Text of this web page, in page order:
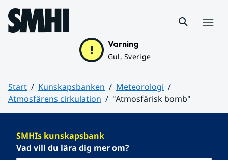
Hoppa till sidans innehåll
Varning
Gul, Sverige
Start Kunskapsbanken
Meteorologi
Atmosfärens cirkulation
"Atmosfärisk bomb"
SMHIs kunskapsbank
Vad vill du lära dig mer om?